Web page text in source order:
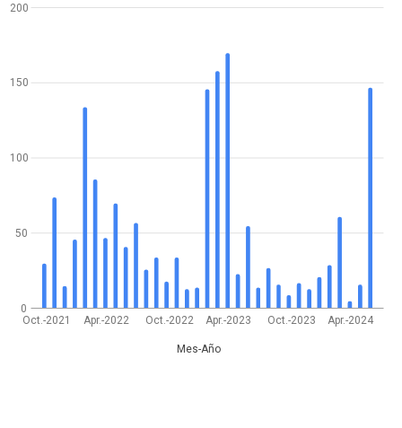
Oct.-2021 Apr.-2022 Oct.-2022 Apr.-2023 Oct.-2023 Apr.-2024
Mes-Año
0
50
100
150
200